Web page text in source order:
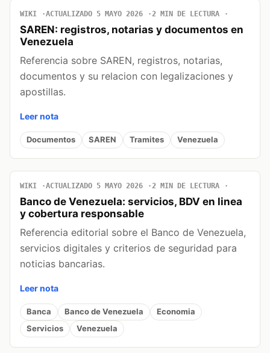
WIKI ACTUALIZADO 5 MAYO 2026 2 MIN DE LECTURA
SAREN: registros, notarias y documentos en
Venezuela
Referencia sobre SAREN, registros, notarias,
documentos y su relacion con legalizaciones y
apostillas.
Leer nota
Documentos SAREN Tramites Venezuela
WIKI ACTUALIZADO 5 MAYO 2026 2 MIN DE LECTURA
Banco de Venezuela: servicios, BDV en linea
y cobertura responsable
Referencia editorial sobre el Banco de Venezuela,
servicios digitales y criterios de seguridad para
noticias bancarias.
Leer nota
Banca Banco de Venezuela
Economia
Servicios
Venezuela